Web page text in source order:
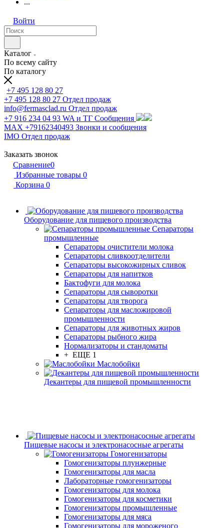
...
Войти
Каталог
По всему сайту
По каталогу
+7 495 128 80 27
+7 495 128 80 27 Отдел продаж
info@fermasclad.ru Отдел продаж
+7 916 234 04 93 WA и ТГ Сообщения
MAX +79162340493 Звонки и сообщения
IMO Отдел продаж
Заказать звонок
Сравнение0
Избранные товары 0
Корзина 0
Оборудование для пищевого производства
Сепараторы
промышленные
Сепараторы очистители молока
Сепараторы сливкоотделители
Сепараторы высокожирных сливок
Сепараторы для напитков
Бактофуги для молока
Сепараторы для сыворотки
Сепараторы для творога
Сепараторы для масложировой
промышленности
Сепараторы для животных жиров
Сепараторы рыбного жира
Нормализаторы и стандоматы
+ ЕЩЕ 1
Маслобойки
Декантеры для пищевой промышленности
Пищевые насосы и электронасосные агрегаты
Гомогенизаторы
Гомогенизаторы плунжерные
Гомогенизаторы для масла
Лабораторные гомогенизаторы
Гомогенизаторы для молока
Гомогенизаторы для косметики
Гомогенизаторы промышленные
Гомогенизаторы для мяса
Гомогенизаторы для мороженого